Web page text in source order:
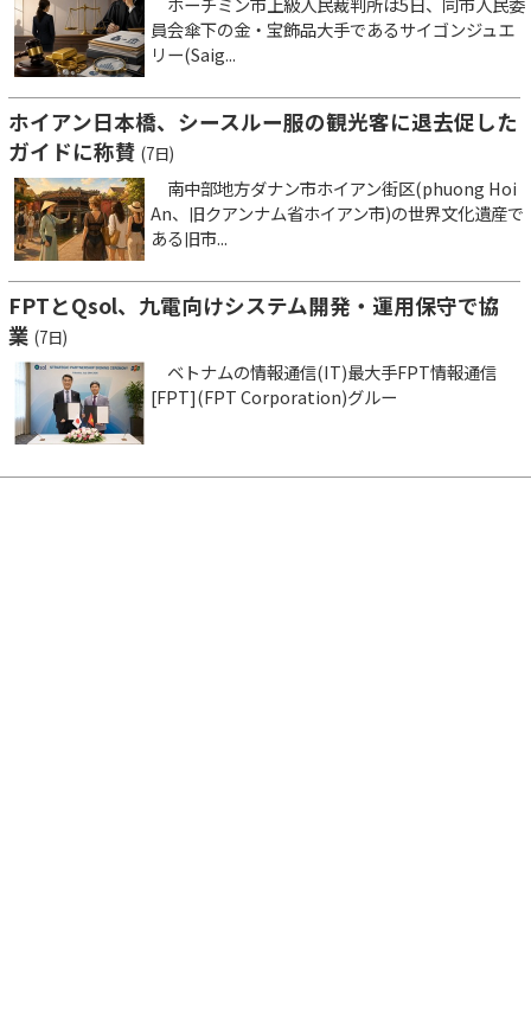
員会傘下の金・宝飾品大手であるサイゴンジュエ
リー(Saig...
ホイアン日本橋、シースルー服の観光客に退去促した
ガイドに称賛 (7日)
南中部地方ダナン市ホイアン街区(phuong Hoi
An、旧クアンナム省ホイアン市)の世界文化遺産で
ある旧市...
FPTとQsol、九電向けシステム開発・運用保守で協
業 (7日)
ベトナムの情報通信(IT)最大手FPT情報通信
[FPT](FPT Corporation)グルー